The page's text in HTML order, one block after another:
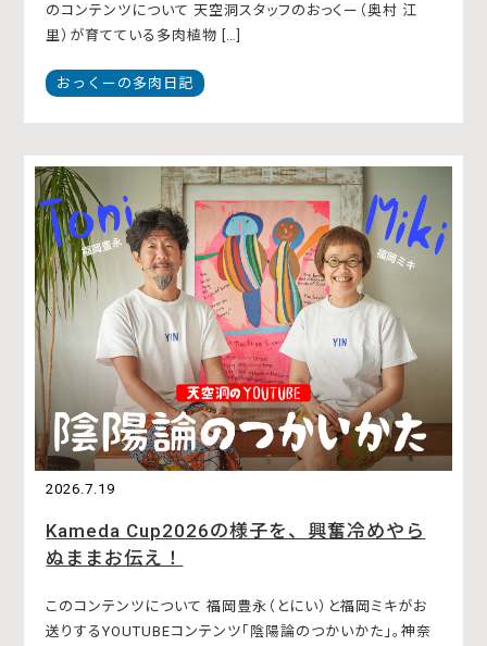
のコンテンツについて 天空洞スタッフのおっくー（奥村 江
里）が育てている多肉植物 […]
おっくーの多肉日記
2026.7.19
Kameda Cup2026の様子を、興奮冷めやら
ぬままお伝え！
このコンテンツについて 福岡豊永（とにい）と福岡ミキがお
送りするYOUTUBEコンテンツ「陰陽論のつかいかた」。神奈